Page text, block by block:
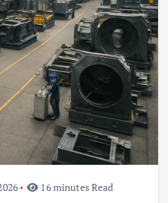
16 minutes Read